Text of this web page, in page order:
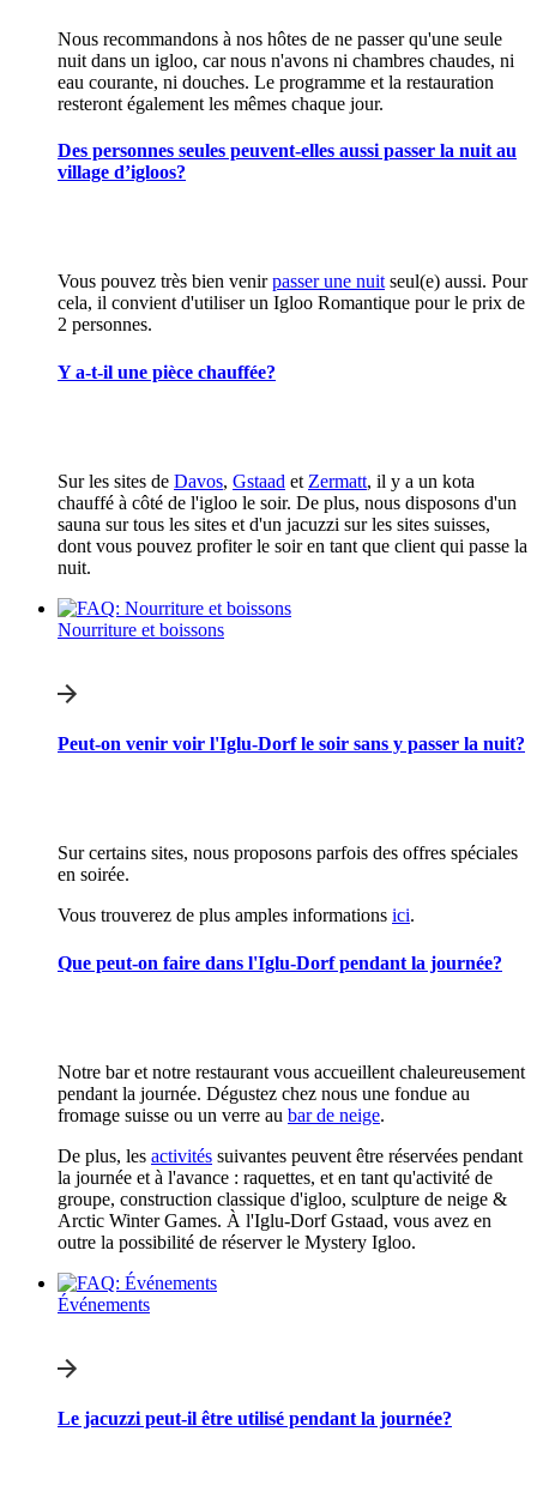
Nous recommandons à nos hôtes de ne passer qu'une seule
nuit dans un igloo, car nous n'avons ni chambres chaudes, ni
eau courante, ni douches. Le programme et la restauration
resteront également les mêmes chaque jour.
Des personnes seules peuvent-elles aussi passer la nuit au
village d’igloos?
Vous pouvez très bien venirpasser une nuitseul(e) aussi. Pour
cela, il convient d'utiliser un Igloo Romantique pour le prix de
2 personnes.
Y a-t-il une pièce chauffée?
Sur les sites de Davos, Gstaad et Zermatt, il y a un kota
chauffé à côté de l'igloo le soir. De plus, nous disposons d'un
sauna sur tous les sites et d'un jacuzzi sur les sites suisses,
dont vous pouvez profiter le soir en tant que client qui passe la
nuit.
Nourriture et boissons
Peut-on venir voir l'Iglu-Dorf le soir sans y passer la nuit?
Sur certains sites, nous proposons parfois des offres spéciales
en soirée.
Vous trouverez de plus amples informations ici.
Que peut-on faire dans l'Iglu-Dorf pendant la journée?
Notre bar et notre restaurant vous accueillent chaleureusement
pendant la journée. Dégustez chez nous une fondue au
fromage suisse ou un verre au bar de neige.
De plus, les activités suivantes peuvent être réservées pendant
la journée et à l'avance : raquettes, et en tant qu'activité de
groupe, construction classique d'igloo, sculpture de neige &
Arctic Winter Games. À l'Iglu-Dorf Gstaad, vous avez en
outre la possibilité de réserver le Mystery Igloo.
Événements
Le jacuzzi peut-il être utilisé pendant la journée?